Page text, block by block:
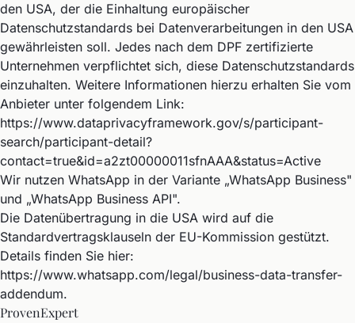
den USA, der die Einhaltung europäischer
Datenschutzstandards bei Datenverarbeitungen in den USA
gewährleisten soll. Jedes nach dem DPF zertifizierte
Unternehmen verpflichtet sich, diese Datenschutzstandards
einzuhalten. Weitere Informationen hierzu erhalten Sie vom
Anbieter unter folgendem Link:
https://www.dataprivacyframework.gov/s/participant-
search/participant-detail?
contact=true&id=a2zt00000011sfnAAA&status=Active
Wir nutzen WhatsApp in der Variante „WhatsApp Business"
und „WhatsApp Business API".
Die Datenübertragung in die USA wird auf die
Standardvertragsklauseln der EU-Kommission gestützt.
Details finden Sie hier:
https://www.whatsapp.com/legal/business-data-transfer-
addendum.
ProvenExpert